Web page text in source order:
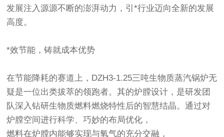
发展注入源源不断的澎湃动力，引*行业迈向全新的发展
高度。
*效节能，铸就成本优势
在节能降耗的赛道上，DZH3-1.25三吨生物质蒸汽锅炉无
疑是一位出类拔萃的领跑者。其的炉膛设计，是研发团
队深入钻研生物质燃料燃烧特性后的智慧结晶。通过对
炉膛空间进行科学、巧妙的布局优化，
燃料在炉膛内能够实现与氧气的充分交融，